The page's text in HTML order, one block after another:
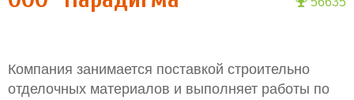
Компания занимается поставкой строительно
отделочных материалов и выполняет работы по